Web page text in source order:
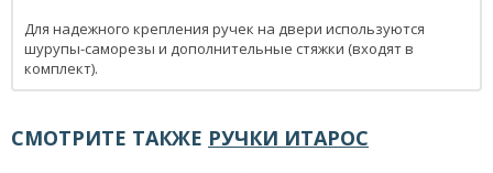
Для надежного крепления ручек на двери используются
шурупы-саморезы и дополнительные стяжки (входят в
комплект).
СМОТРИТЕ ТАКЖЕ РУЧКИ ИТАРОС